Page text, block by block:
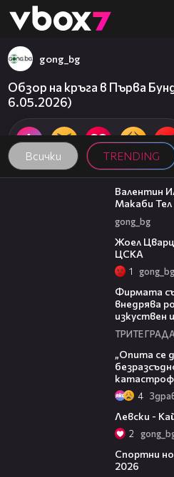
👾
Всички TRENDING
gong_bg
Обзор на кръга в Първа
6.05.2026)
06:38
Валентин
Макаби Тел
gong_bg
Жоел
ЦСКА
1 gong_bg
Фирмата
внедрява
изкуствен
ТРИТЕ ГРАДА
„Опита се
4
Левски -
2
Спортни
2026